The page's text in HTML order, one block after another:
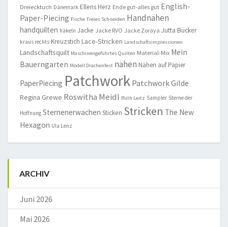
Dreiecktuch Dänemark Ellens Herz Ende gut-alles gut English-
Paper-Piecing Fische Freies Schneiden Handnähen
handquilten häkeln Jacke Jacke RVO Jacke Zoraya Jutta Bücker
kraus rechts Kreuzstich Lace-Stricken Landschaftsimpressionen
Landschaftsquilt Maschinengeführtes Quilten Material-Mix Mein
Bauerngarten Modell Drachenfest nähen Nähen auf Papier
PaperPiecing Patchwork Patchwork Gilde
Regina Grewe Roswitha Meidl Ruth Leitz Sampler Sterne der
Hoffnung Sternenerwachen Sticken Stricken The New
Hexagon Ula Lenz
ARCHIV
Juni 2026
Mai 2026